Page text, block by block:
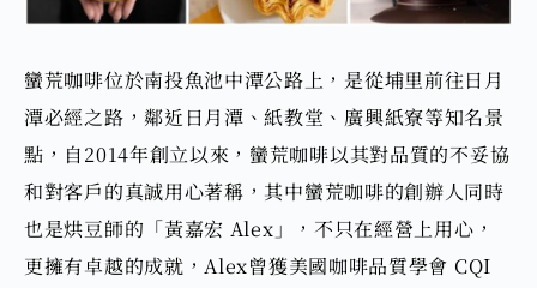
蠻荒咖啡位於南投魚池中潭公路上，是從埔里前往日月
潭必經之路，鄰近日月潭、紙教堂、廣興紙寮等知名景
點，自2014年創立以來，蠻荒咖啡以其對品質的不妥協
和對客戶的真誠用心著稱，其中蠻荒咖啡的創辦人同時
也是烘豆師的「黃嘉宏 Alex 」，不只在經營上用心，
更擁有卓越的成就，Alex曾獲美國咖啡品質學會 CQI